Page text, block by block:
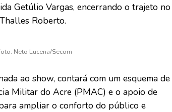
Getúlio Vargas, encerrando o trajeto no
Roberto.
Neto Lucena/Secom
ao show, contará com um esquema de
Militar do Acre (PMAC) e o apoio de
ampliar o conforto do público e